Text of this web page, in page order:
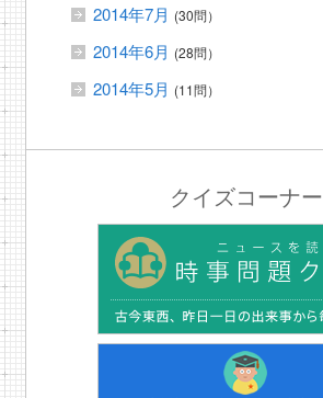
2014年7月 (30問）
2014年6月 (28問）
2014年5月 (11問）
クイズコーナー